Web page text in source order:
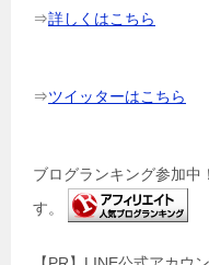
⇒詳しくはこちら
⇒ツイッターはこちら
ブログランキング参加中
す。